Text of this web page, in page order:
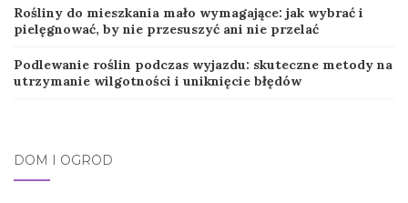
Rośliny do mieszkania mało wymagające: jak wybrać i
pielęgnować, by nie przesuszyć ani nie przelać
Podlewanie roślin podczas wyjazdu: skuteczne metody na
utrzymanie wilgotności i uniknięcie błędów
DOM I OGRÓD